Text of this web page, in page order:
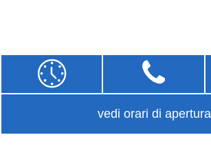
vedi orari di apertura